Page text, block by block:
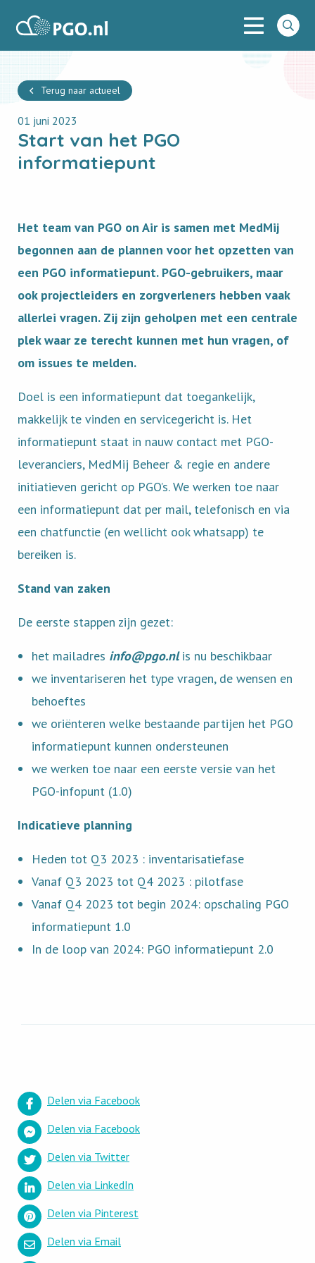
Menu
Go
to
Terug naar actueel
01 juni 2023
Start van het PGO
informatiepunt
Het team van PGO on Air is samen met MedMij
begonnen aan de plannen voor het opzetten van
een PGO informatiepunt. PGO-gebruikers, maar
ook projectleiders en zorgverleners hebben vaak
allerlei vragen. Zij zijn geholpen met een centrale
plek waar ze terecht kunnen met hun vragen, of
om issues te melden.
Doel is een informatiepunt dat toegankelijk,
makkelijk te vinden en servicegericht is. Het
informatiepunt staat in nauw contact met PGO-
leveranciers, MedMij Beheer & regie en andere
initiatieven gericht op PGO’s. We werken toe naar
een informatiepunt dat per mail, telefonisch en via
een chatfunctie (en wellicht ook whatsapp) te
bereiken is.
Stand van zaken
De eerste stappen zijn gezet:
het mailadres info@pgo.nlis nu beschikbaar
we inventariseren het type vragen, de wensen en
behoeftes
we oriënteren welke bestaande partijen het PGO
informatiepunt kunnen ondersteunen
we werken toe naar een eerste versie van het
PGO-infopunt (1.0)
Indicatieve planning
Heden tot Q3 2023 : inventarisatiefase
Vanaf Q3 2023 tot Q4 2023 : pilotfase
Vanaf Q4 2023 tot begin 2024: opschaling PGO
informatiepunt 1.0
In de loop van 2024: PGO informatiepunt 2.0
Delen via Facebook
Delen via Facebook
Delen via Twitter
Delen via LinkedIn
Delen via Pinterest
Delen via Email